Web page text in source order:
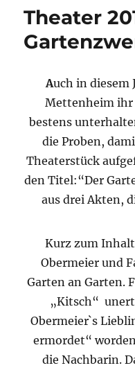
Theater
Auch in diesem
Mettenheim ihr
bestens
die Proben,
Theaterstück
den Titel:“Der
aus drei Akten,
Kurz zum
Obermeier und
Garten an Garten.
„Kitsch“
Obermeier`s
ermordet“
die Nachbarin.